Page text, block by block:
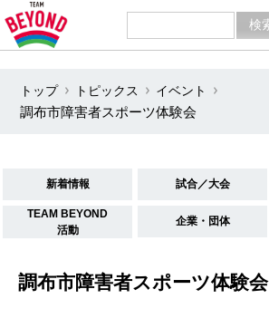
トップ トピックス
イベント
調布市障害者スポーツ体験会
新着情報 試合／大会
TEAM BEYOND
活動
企業・団体
調布市障害者スポーツ体験会